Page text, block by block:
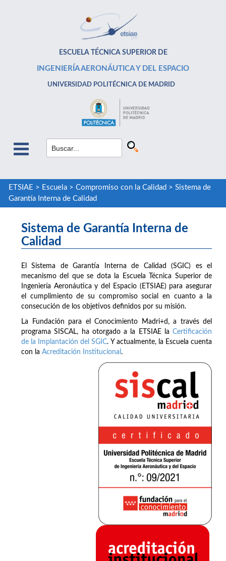
ESCUELA TÉCNICA SUPERIOR DE
INGENIERÍA AERONÁUTICA Y DEL ESPACIO
UNIVERSIDAD POLITÉCNICA DE MADRID
ETSIAE > Escuela> Compromiso con la Calidad > Sistema de
Garantía Interna de Calidad
Sistema de Garantía Interna de
Calidad
El Sistema de Garantía Interna de Calidad (SGIC) es el
mecanismo del que se dota la Escuela Técnica Superior de
Ingeniería Aeronáutica y del Espacio (ETSIAE) para asegurar
el cumplimiento de su compromiso social en cuanto a la
consecución de los objetivos definidos por su misión.
La Fundación para el Conocimiento Madri+d, a través del
programa SISCAL, ha otorgado a la ETSIAE la Certificación
de la Implantación del SGIC. Y actualmente, la Escuela cuenta
con la Acreditación Institucional .